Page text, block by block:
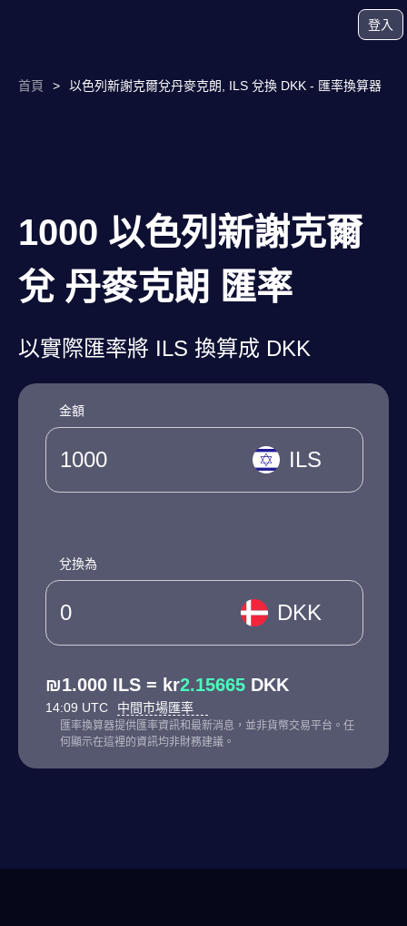
登入
首頁 > 以色列新謝克爾兌丹麥克朗, ILS 兌換 DKK - 匯率換算器
1000 以色列新謝克爾
兌 丹麥克朗 匯率
以實際匯率將 ILS 換算成 DKK
金額
ILS
兌換為
DKK
₪1.000 ILS = kr2.15665 DKK
14:09 UTC 中間市場匯率
匯率換算器提供匯率資訊和最新消息，並非貨幣交易平台。任
何顯示在這裡的資訊均非財務建議。